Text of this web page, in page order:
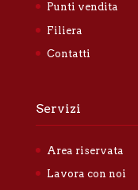
Punti vendita
Filiera
Contatti
Servizi
Area riservata
Lavora con noi